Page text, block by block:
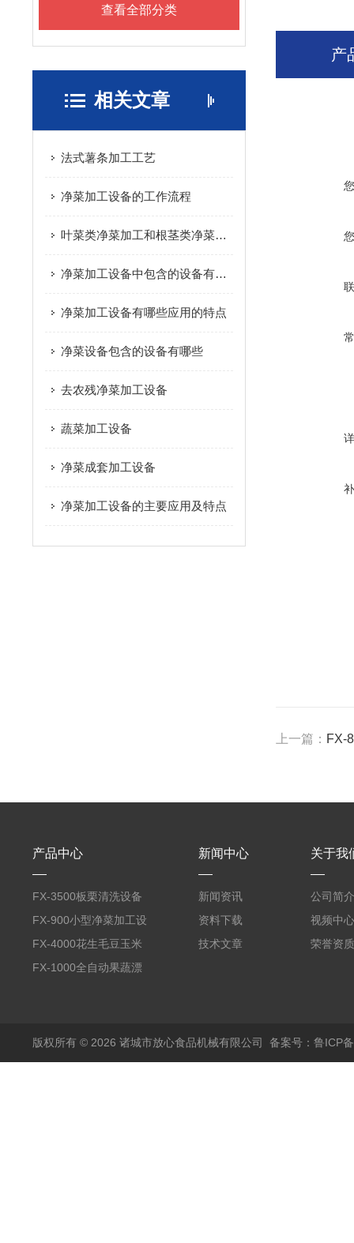
查看全部分类
相关文章
法式薯条加工工艺
净菜加工设备的工作流程
叶菜类净菜加工和根茎类净菜加工这个两种模式的区别是什么？
净菜加工设备中包含的设备有哪些
净菜加工设备有哪些应用的特点
净菜设备包含的设备有哪些
去农残净菜加工设备
蔬菜加工设备
净菜成套加工设备
净菜加工设备的主要应用及特点
产
上一篇： FX-
产品中心
FX-3500板栗清洗设备
全自动气泡清洗机
FX-900小型净菜加工设
备野菜清洗机
FX-4000花生毛豆玉米
蒸煮漂烫机
FX-1000全自动果蔬漂
新闻中心
新闻资讯
资料下载
技术文章
关于我
公司简介
视频中心
荣誉资质
版权所有 © 2026 诸城市放心食品机械有限公司 备案号：鲁ICP